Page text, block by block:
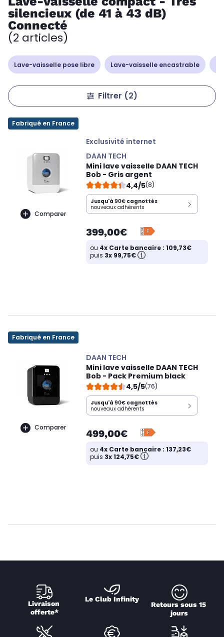
silencieux (de 41 à 43 dB)
Connecté
(2 articles)
Lave-vaisselle pose libre Lave-vaisselle encastrable
Filtrer (2)
Fabriqué en France
Comparer
Exclusivité internet
DAAN TECH
Mini lave vaisselle DAAN TECH
Bob - Gris argent
4,4/5(8)
Jusqu'à 90€ cagnottés
nouveaux adhérents
399,00€
ou 4x Carte bancaire : 109,73€
puis 3x 99,75€
Fabriqué en France
Comparer
DAAN TECH
Mini lave vaisselle DAAN TECH
Bob - Pack Premium black
4,5/5(76)
Jusqu'à 90€ cagnottés
nouveaux adhérents
499,00€
ou 4x Carte bancaire : 137,23€
puis 3x 124,75€
Livraison
offerte*
Le Club Infinity
Retours sous 15
jours